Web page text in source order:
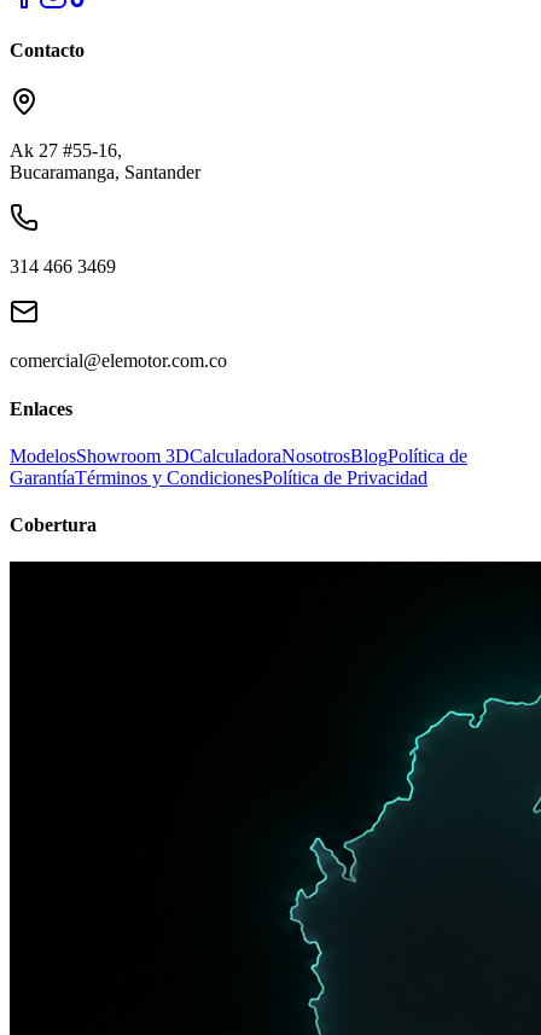
Contacto
Ak 27 #55-16,
Bucaramanga, Santander
314 466 3469
comercial@elemotor.com.co
Enlaces
ModelosShowroom 3DCalculadoraNosotrosBlogPolítica de
GarantíaTérminos y CondicionesPolítica de Privacidad
Cobertura